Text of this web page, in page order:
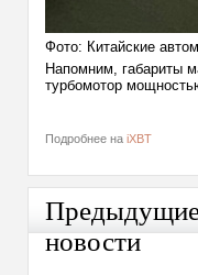
Фото: Китайские
Напомним, габариты
турбомотор
Подробнее на iXBT
новости